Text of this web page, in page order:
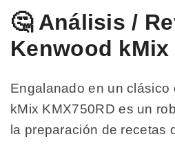
🤔 Análisis /
Kenwood kMix
Engalanado en un clásico
kMix KMX750RD es un
la preparación de recetas